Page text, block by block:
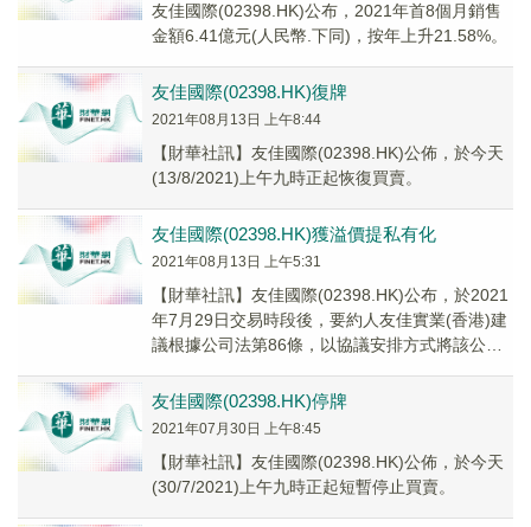
友佳國際(02398.HK)公布，2021年首8個月銷售
金額6.41億元(人民幣.下同)，按年上升21.58%。
友佳國際(02398.HK)復牌
2021年08月13日 上午8:44
【財華社訊】友佳國際(02398.HK)公佈，於今天
(13/8/2021)上午九時正起恢復買賣。
友佳國際(02398.HK)獲溢價提私有化
2021年08月13日 上午5:31
【財華社訊】友佳國際(02398.HK)公布，於2021
年7月29日交易時段後，要約人友佳實業(香港)建
議根據公司法第86條，以協議安排方式將該公司
友佳國際(02398.HK)停牌
2021年07月30日 上午8:45
【財華社訊】友佳國際(02398.HK)公佈，於今天
(30/7/2021)上午九時正起短暫停止買賣。